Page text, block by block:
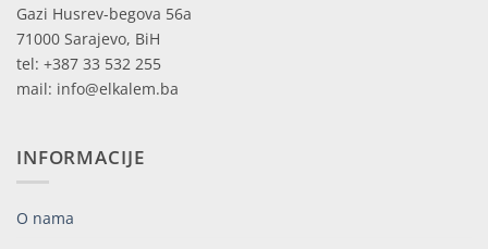
Gazi Husrev-begova 56a
71000 Sarajevo, BiH
tel: +387 33 532 255
mail: info@elkalem.ba
INFORMACIJE
O nama